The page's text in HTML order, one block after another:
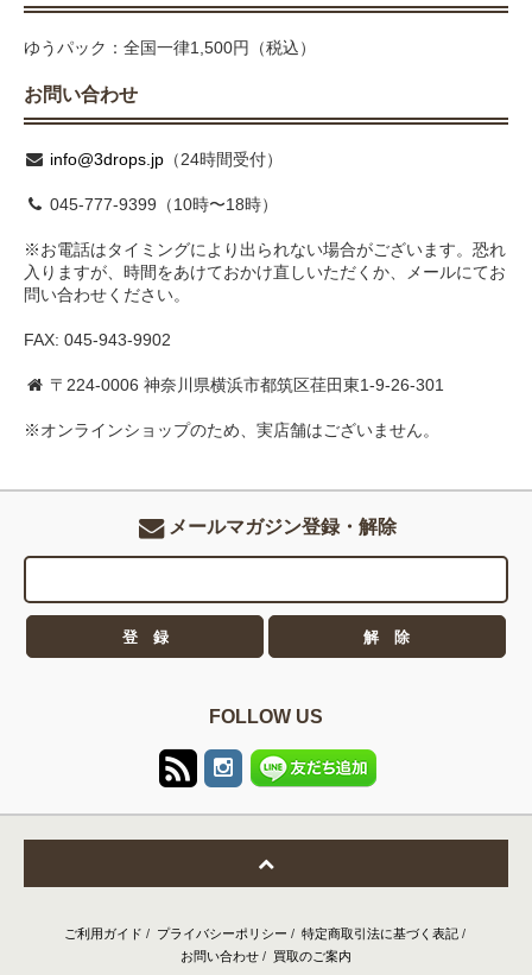
ゆうパック：全国一律1,500円（税込）
お問い合わせ
info@3drops.jp （24時間受付）
045-777-9399（10時〜18時）
※お電話はタイミングにより出られない場合がございます。恐れ
入りますが、時間をあけておかけ直しいただくか、メールにてお
問い合わせください。
FAX: 045-943-9902
〒224-0006 神奈川県横浜市都筑区荏田東1-9-26-301
※オンラインショップのため、実店舗はございません。
メールマガジン登録・解除
FOLLOW US
ご利用ガイド / プライバシーポリシー / 特定商取引法に基づく表記/
お問い合わせ / 買取のご案内